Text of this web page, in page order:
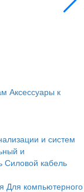
Аксессуары к
и систем
и
Силовой кабель
Для компьютерного